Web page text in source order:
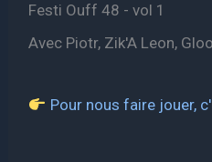
Festi Ouff 48 - vol 1
Avec Piotr, Zik'A Leon,
Pour nous faire jouer,